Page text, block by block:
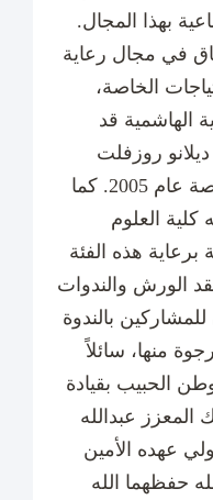
بهذا المجال.
في مجال رعاية
الخاصة،
الهاشمية قد
روزفلت
الدولية لذوي الإحتياجات الخاصة عام 2005. كما
كلية العلوم
برعاية هذه الفئة
الورش والندوات
بالندوة
منها، سائلاً
الحبيب بقيادة
المعزز عبدالله
عهده الأمين
حفظهما الله